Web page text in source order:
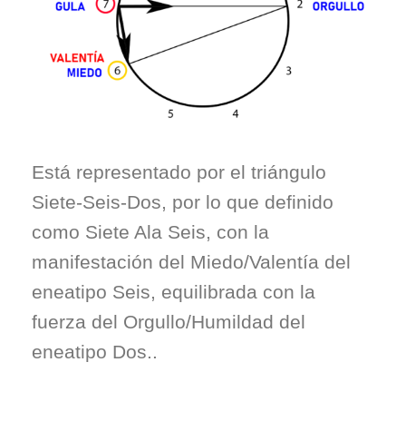
Está representado por el triángulo
Siete-Seis-Dos, por lo que definido
como Siete Ala Seis, con la
manifestación del Miedo/Valentía del
eneatipo Seis, equilibrada con la
fuerza del Orgullo/Humildad del
eneatipo Dos..